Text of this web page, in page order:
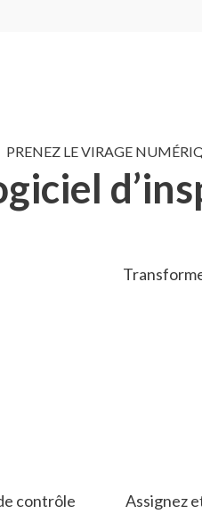
PRENEZ LE VIRAGE
contrôle
Assignez